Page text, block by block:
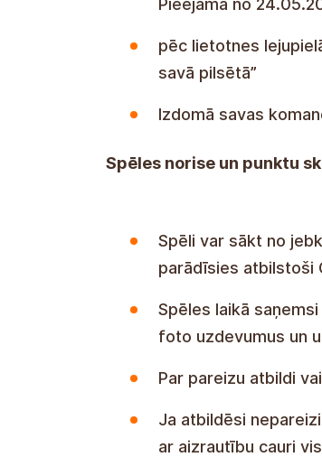
pēc lietotnes
savā pilsētā”
Izdomā savas
Spēles norise un punktu
Spēli var sākt no
parādīsies atbilstoši
Spēles laikā
foto uzdevumus un
Par pareizu atbildi
Ja atbildēsi
ar aizrautību cauri